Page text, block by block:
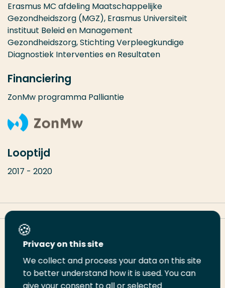
Erasmus MC afdeling Maatschappelijke
Gezondheidszorg (MGZ), Erasmus Universiteit
instituut Beleid en Management
Gezondheidszorg, Stichting Verpleegkundige
Diagnostiek Interventies en Resultaten
Financiering
ZonMw programma Palliantie
Looptijd
2017 - 2020
Deel deze pagina
DeelDeelDeelEmailPrint
Privacy on this site
We collect and process your data on this site
to better understand how it is used. You can